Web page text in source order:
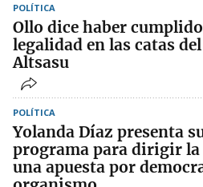
POLÍTICA
Ollo dice haber
legalidad en las catas
Altsasu
POLÍTICA
Yolanda Díaz presenta
programa para dirigir la
una apuesta por